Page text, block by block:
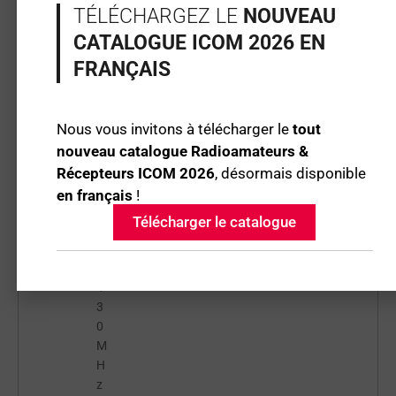
e
u
r
/
5
0
/
4
3
0
M
H
z
TÉLÉCHARGEZ LE NOUVEAU
CATALOGUE ICOM 2026 EN
FRANÇAIS
Nous vous invitons à télécharger letout
nouveau catalogue Radioamateurs &
Récepteurs ICOM 2026, désormais disponible
en français !
Télécharger le catalogue